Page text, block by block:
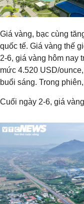
Giá vàng, bạc cùng
quốc tế. Giá vàng thế
2-6, giá vàng hôm nay
mức 4.520 USD/
buổi sáng. Trong
Cuối ngày 2-6, giá